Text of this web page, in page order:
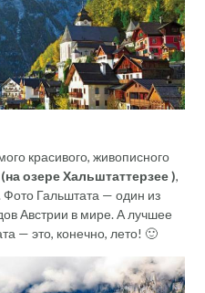
красивого, живописного
озере Хальштаттерзее ),
Фото Гальштата — один из
Австрии в мире. А лучшее
— это, конечно, лето! 🙂